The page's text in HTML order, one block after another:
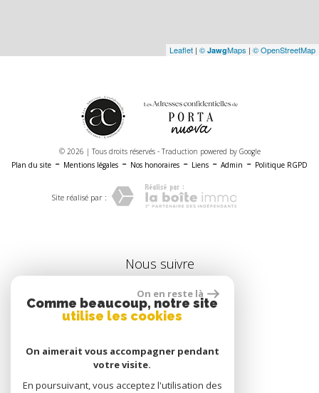
Leaflet | © JawgMaps | © OpenStreetMap
© 2026 | Tous droits réservés - Traduction powered by Google
Plan du site - Mentions légales - Nos honoraires - Liens - Admin - Politique RGPD
Site réalisé par :
nous suivre
se connecter
On en reste là
Comme beaucoup, notre site
utilise les cookies
On aimerait vous accompagner pendant
votre visite.
En poursuivant, vous acceptez l'utilisation des